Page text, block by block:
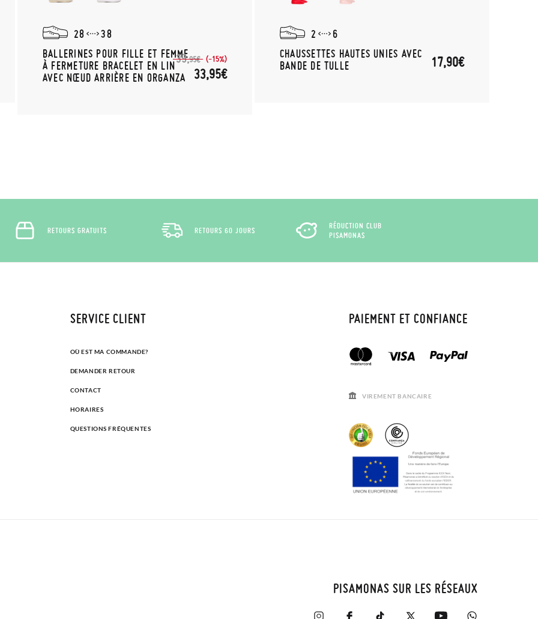
28
38
BALLERINES POUR FILLE ET FEMME
À FERMETURE BRACELET EN LIN
AVEC NŒUD ARRIÈRE EN ORGANZA
39,95€ (-15%)
33,95€
2
6
CHAUSSETTES HAUTES UNIES AVEC
BANDE DE TULLE
17,90€
RETOURS GRATUITS RETOURS 60 JOURS
RÉDUCTION CLUB
PISAMONAS
SERVICE CLIENT
OÙ EST MA COMMANDE?
DEMANDER RETOUR
CONTACT
HORAIRES
QUESTIONS FRÉQUENTES
PAIEMENT ET CONFIANCE
VIREMENT BANCAIRE
PISAMONAS SUR LES RÉSEAUX